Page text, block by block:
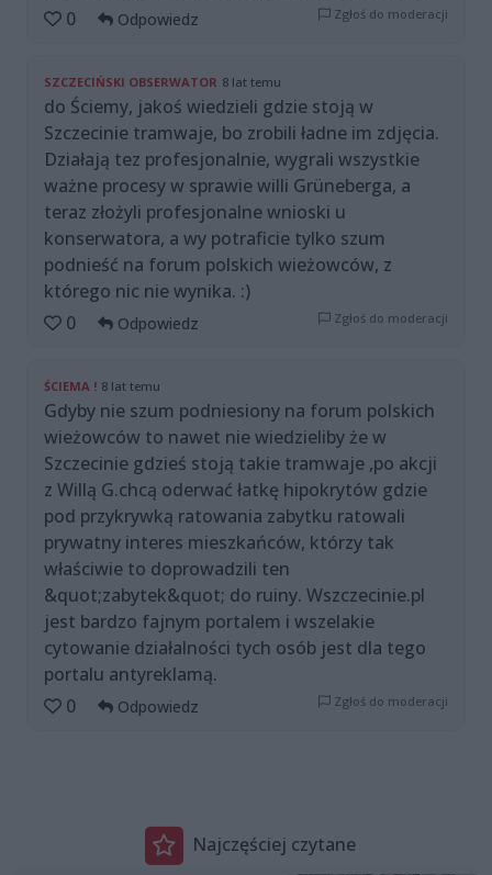
0
Odpowiedz Zgłoś do moderacji
SZCZECIŃSKI OBSERWATOR 8 lat temu
do Ściemy, jakoś wiedzieli gdzie stoją w
Szczecinie tramwaje, bo zrobili ładne im zdjęcia.
Działają tez profesjonalnie, wygrali wszystkie
ważne procesy w sprawie willi Grüneberga, a
teraz złożyli profesjonalne wnioski u
konserwatora, a wy potraficie tylko szum
podnieść na forum polskich wieżowców, z
którego nic nie wynika. :)
0
Odpowiedz Zgłoś do moderacji
ŚCIEMA ! 8 lat temu
Gdyby nie szum podniesiony na forum polskich
wieżowców to nawet nie wiedzieliby że w
Szczecinie gdzieś stoją takie tramwaje ,po akcji
z Willą G.chcą oderwać łatkę hipokrytów gdzie
pod przykrywką ratowania zabytku ratowali
prywatny interes mieszkańców, którzy tak
właściwie to doprowadzili ten
&quot;zabytek&quot; do ruiny. Wszczecinie.pl
jest bardzo fajnym portalem i wszelakie
cytowanie działalności tych osób jest dla tego
portalu antyreklamą.
0
Odpowiedz Zgłoś do moderacji
Najczęściej czytane